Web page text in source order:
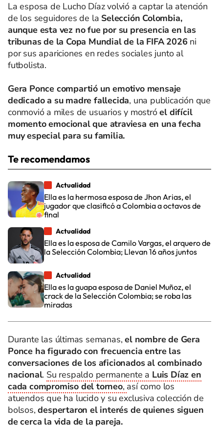
La esposa de Lucho Díaz volvió a captar la atención
de los seguidores de la Selección Colombia,
aunque esta vez no fue por su presencia en las
tribunas de la Copa Mundial de la FIFA 2026 ni
por sus apariciones en redes sociales junto al
futbolista.
Gera Ponce compartió un emotivo mensaje
dedicado a su madre fallecida, una publicación que
conmovió a miles de usuarios y mostróel difícil
momento emocional que atraviesa en una fecha
muy especial para su familia.
Te recomendamos
Actualidad
Ella es la hermosa esposa de Jhon Arias, el
jugador que clasificó a Colombia a octavos de
final
Actualidad
Ella es la esposa de Camilo Vargas, el arquero de
la Selección Colombia; Llevan 16 años juntos
Actualidad
Ella es la guapa esposa de Daniel Muñoz, el
crack de la Selección Colombia; se roba las
miradas
Durante las últimas semanas,el nombre de Gera
Ponce ha figurado con frecuencia entre las
conversaciones de los aficionados al combinado
nacional. Su respaldo permanente a Luis Díaz en
cada compromiso del torneo, así como los
atuendos que ha lucido y su exclusiva colección de
bolsos,despertaron el interés de quienes siguen
de cerca la vida de la pareja.